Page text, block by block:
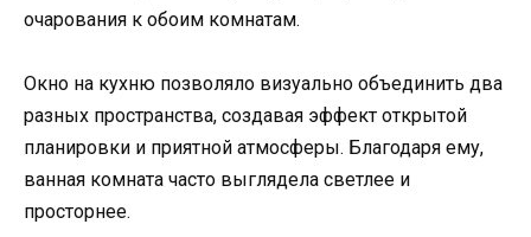
очарования к обоим комнатам.
Окно на кухню позволяло визуально объединить два
разных пространства, создавая эффект открытой
планировки и приятной атмосферы. Благодаря ему,
ванная комната часто выглядела светлее и
просторнее.